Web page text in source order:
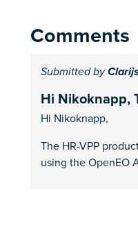
Comments
Submitted by
Hi Nikoknapp,
Hi Nikoknapp,
The HR-VPP
using the OpenEO